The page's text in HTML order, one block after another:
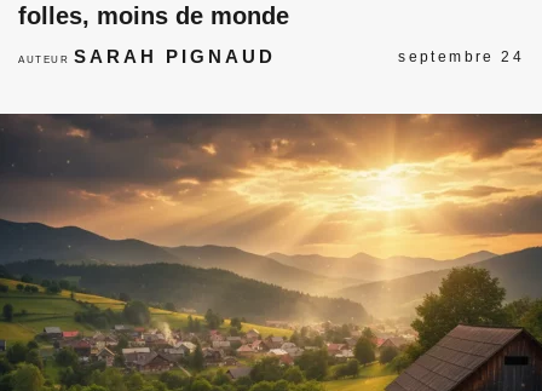
folles, moins de monde
AUTEURSARAH PIGNAUD septembre 24